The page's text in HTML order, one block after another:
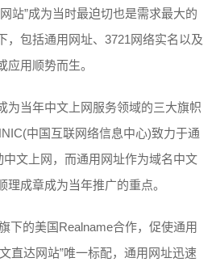
站”成为当时最迫切也是需求最大的
，包括通用网址、3721网络实名以及
应用顺势而生。
为当年中文上网服务领域的三大旗帜
中国互联网络信息中心)致力于通
中文上网，而通用网址作为域名中文
成章成为当年推广的重点。
下的美国Realname合作，促使通用
直达网站”唯一标配，通用网址迅速